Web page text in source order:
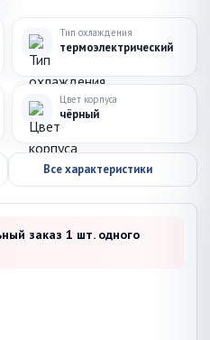
Тип охлаждения
термоэлектрический
Цвет корпуса
чёрный
Все характеристики
заказ 1 шт. одного